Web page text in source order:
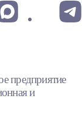
предприятие
и